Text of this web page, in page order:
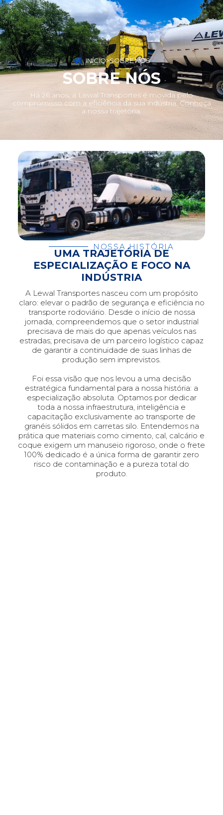
Contato
INÍCIO>SOBRE NÓS
SOBRE NÓS
Há 26 anos, a Lewal Transportes é movida pelo
compromisso com a eficiência da sua indústria. Conheça
a nossa trajetória.
NOSSA HISTÓRIA
UMA TRAJETÓRIA DE
ESPECIALIZAÇÃO E FOCO NA
INDÚSTRIA
A Lewal Transportes nasceu com um propósito
claro: elevar o padrão de segurança e eficiência no
transporte rodoviário. Desde o início de nossa
jornada, compreendemos que o setor industrial
precisava de mais do que apenas veículos nas
estradas; precisava de um parceiro logístico capaz
de garantir a continuidade de suas linhas de
produção sem imprevistos.
Foi essa visão que nos levou a uma decisão
estratégica fundamental para a nossa história: a
especialização absoluta. Optamos por dedicar
toda a nossa infraestrutura, inteligência e
capacitação exclusivamente ao transporte de
granéis sólidos em carretas silo. Entendemos na
prática que materiais como cimento, cal, calcário e
coque exigem um manuseio rigoroso, onde o frete
100% dedicado é a única forma de garantir zero
risco de contaminação e a pureza total do
produto.